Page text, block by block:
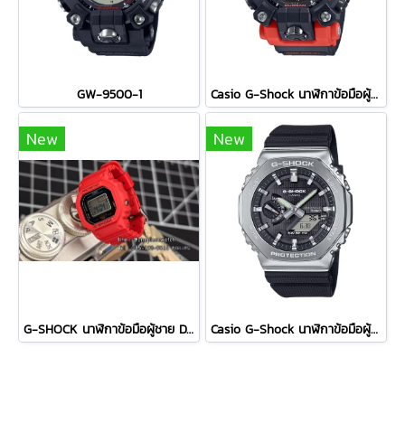
GW-9500-1 Casio G-Shock นาฬิกาข้อมือผู้ชาย สายเรซิ่น รุ่น GW-9500-1A4 / สีส้ม
New
G-SHOCK นาฬิกาข้อมือผู้ชาย DWN-5600-4DR สีแดง
New
Casio G-Shock นาฬิกาข้อมือผู้ชาย สายเรซิ่น รุ่น GBM-2100-1A - สีดำ